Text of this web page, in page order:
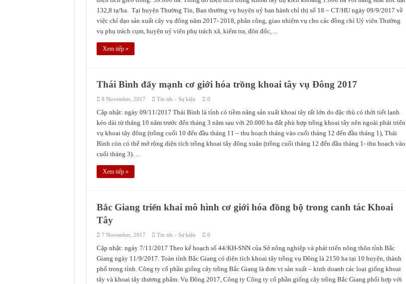
Tọa đàm về đánh giá rủi ro và giảm thiểu nguy cơ mất an toàn lao động trong sản xuất nông nghiệp
Công ty TNHH Mía Đường Nghệ An (NASU) chuẩn bị vào vụ 2017 – 2018
132,8 tạ/ha. Tại huyện Thường Tín, Ban thường vụ huyện uỷ ban hành chỉ thị số 18 – CT/HU ngày 09/9/2017 về
việc chỉ đạo sản xuất cây vụ đông năm 2017- 2018, phân công, giao nhiệm vụ cho các đồng chí Uỷ viên Thường
vụ phụ trách cụm, huyện uỷ viên phụ trách xã, kiểm tra, đôn đốc, ...
Xem tiếp »
Thái Bình đẩy mạnh cơ giới hóa trồng khoai tây vụ Đông 2017
8 November, 2017 Tin tức - Sự kiện 0
Cập nhật: ngày 09/11/2017 Thái Bình là tỉnh có tiềm năng sản xuất khoai tây rất lớn do đặc thù có thời tiết lạnh
kéo dài từ tháng 10 năm trước đến tháng 3 năm sau với 20.000 ha đất phù hợp trồng khoai tây nên ngoài phát triển
vụ khoai tây đông (trồng cuối 10 đến đầu tháng 11 – thu hoạch tháng vào cuối tháng 12 đến đầu tháng 1), Thái
Bình còn có thể mở rộng diện tích trồng khoai tây đông xuân (trồng cuối tháng 12 đến đầu tháng 1- thu hoạch vào
cuối tháng 3). ...
Xem tiếp »
Bắc Giang triển khai mô hình cơ giới hóa đồng bộ trong canh tác Khoai
Tây
7 November, 2017 Tin tức - Sự kiện 0
Cập nhật: ngày 7/11/2017 Theo kế hoạch số 44/KH-SNN của Sở nông nghiệp và phát triển nông thôn tỉnh Bắc
Giang ngày 11/9/2017. Toàn tỉnh Bắc Giang có diện tích khoai tây trồng vụ Đông là 2150 ha tại 10 huyện, thành
phố trong tỉnh. Công ty cổ phần giống cây trồng Bắc Giang là đơn vị sản xuất – kinh doanh các loại giống khoai
tây và khoai tây thương phẩm. Vụ Đông 2017, Công ty Công ty cổ phần giống cây trồng Bắc Giang phối hợp với